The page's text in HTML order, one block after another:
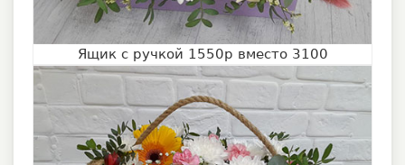
Ящик с ручкой 1550р вместо 3100